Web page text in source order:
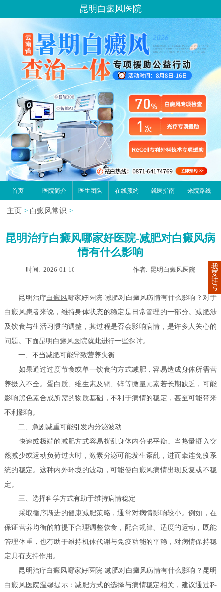
昆明白癜风医院
首页 医院简介 医生团队 在线预约 就医指南 来院路线
主页 > 白癜风常识 >
昆明治疗白癜风哪家好医院-减肥对白癜风病
情有什么影响
时间: 2026-01-10 作者: 昆明白癜风医院
昆明治疗白癜风哪家好医院-减肥对白癜风病情有什么影响？对于
白癜风患者来说，维持身体状态的稳定是日常管理的一部分。减肥涉
及饮食与生活习惯的调整，其过程是否会影响病情，是许多人关心的
问题。下面昆明白癜风医院就此进行一些探讨。
一、不当减肥可能导致营养失衡
如果通过过度节食或单一饮食的方式减肥，容易造成身体所需营
养摄入不全。蛋白质、维生素及铜、锌等微量元素若长期缺乏，可能
影响黑色素合成所需的物质基础，不利于病情的稳定，甚至可能带来
不利影响。
二、急剧减重可能引发内分泌波动
快速或极端的减肥方式容易扰乱身体内分泌平衡。当热量摄入突
然减少或运动负荷过大时，激素分泌可能发生紊乱，进而牵连免疫系
统的稳定。这种内外环境的波动，可能使白癜风病情出现反复或不稳
定。
三、选择科学方式有助于维持病情稳定
采取循序渐进的健康减肥策略，通常对病情影响较小。例如，在
保证营养均衡的前提下合理调整饮食，配合规律、适度的运动，既能
管理体重，也有助于维持机体代谢与免疫功能的平稳，对病情保持稳
定具有支持作用。
昆明治疗白癜风哪家好医院-减肥对白癜风病情有什么影响？昆明
白癜风医院温馨提示：减肥方式的选择与病情稳定相关，建议通过科
我
要
挂
号